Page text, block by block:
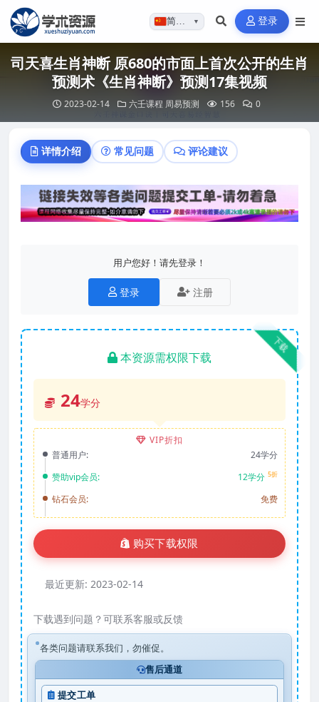
简体…▼ 登录
司天喜生肖神断 原680的市面上首次公开的生肖
预测术《生肖神断》预测17集视频
2023-02-14 六壬课程 周易预测 156 0
详情介绍 常见问题 评论建议
用户您好！请先登录！
登录 注册
下载
本资源需权限下载
24学分
VIP折扣
普通用户:
24学分
赞助vip会员:
12学分 5折
钻石会员: 免费
购买下载权限
最近更新: 2023-02-14
下载遇到问题？可联系客服或反馈
各类问题请联系我们，勿催促。
售后通道
提交工单